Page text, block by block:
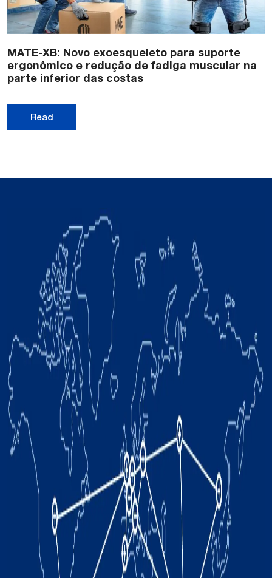
MATE-XB: Novo exoesqueleto para suporte
ergonômico e redução de fadiga muscular na
parte inferior das costas
Read